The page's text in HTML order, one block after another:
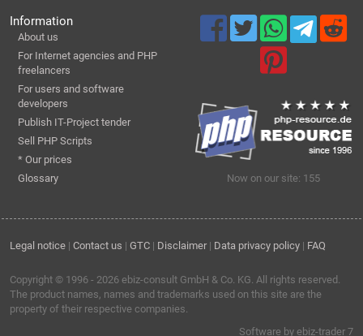
Information
About us
For Internet agencies and PHP
freelancers
For users and software
developers
Publish IT-Project tender
Sell PHP Scripts
* Our prices
Glossary
Now on our site: 155
Legal notice | Contact us | GTC | Disclaimer| Data privacy policy | FAQ
Copyright © 1996 - 2026 ebiz-consult GmbH & Co. KG . All rights reserved.
The product names, names and trademarks used on this site are the
property of their respective companies.
Software by ebiz-trader 7